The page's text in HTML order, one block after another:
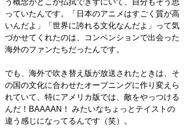
う概念がどこか払拭できずにいて、自分もそう思
っていたんです。「日本のアニメはすごく質が高
いんだよ」「世界に誇れる文化なんだよ」って気
づかせてくれたのは、コンベンションで出会った
海外のファンたちだったんです。
でも、海外で吹き替え版が放送されたときは、そ
の国の文化に合わせたオープニングに作り変えら
れていて、特にアメリカ版では、敵をやっつける
んだ！BAAAAN！ みたいなちょっとテイストの
違う感じになってるんです（笑）。